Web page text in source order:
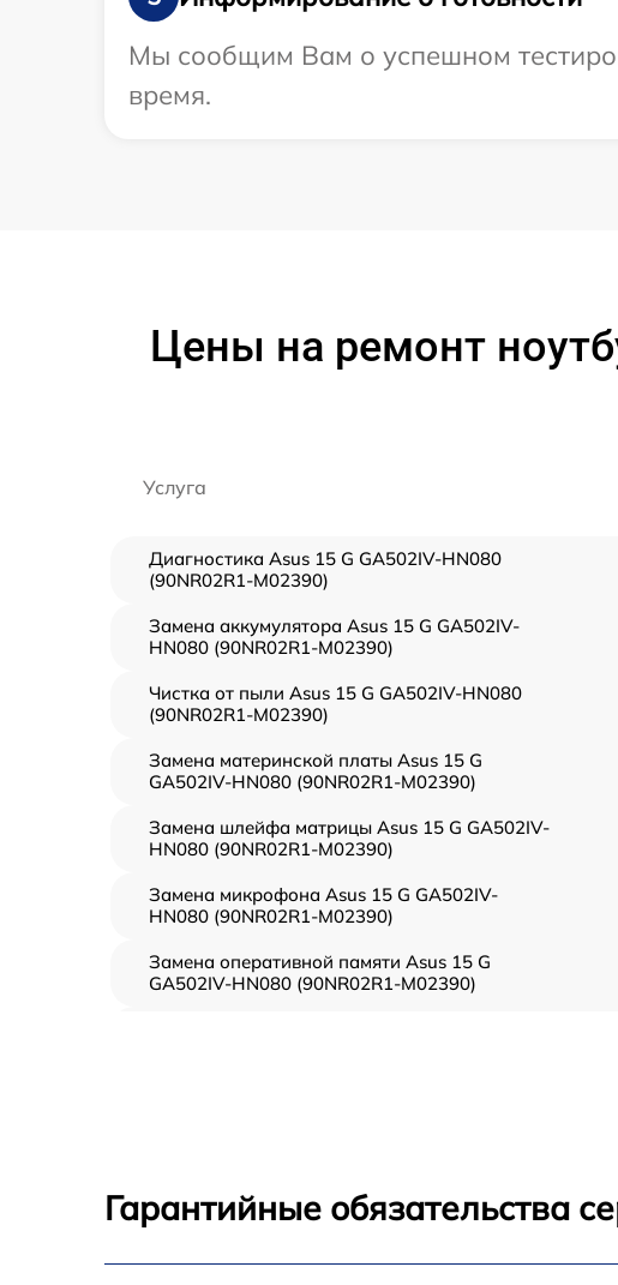
Мы сообщим Вам о успешном
время.
Цены на ремонт
Услуга
Диагностика Asus 15 G GA502IV-HN080
(90NR02R1-M02390)
Замена аккумулятора Asus 15 G GA502IV-
HN080 (90NR02R1-M02390)
Чистка от пыли Asus 15 G GA502IV-HN080
(90NR02R1-M02390)
Замена материнской платы Asus 15 G
GA502IV-HN080 (90NR02R1-M02390)
Замена шлейфа матрицы Asus 15 G GA502IV-
HN080 (90NR02R1-M02390)
Замена микрофона Asus 15 G GA502IV-
HN080 (90NR02R1-M02390)
Замена оперативной памяти Asus 15 G
GA502IV-HN080 (90NR02R1-M02390)
Гарантийные обязательства